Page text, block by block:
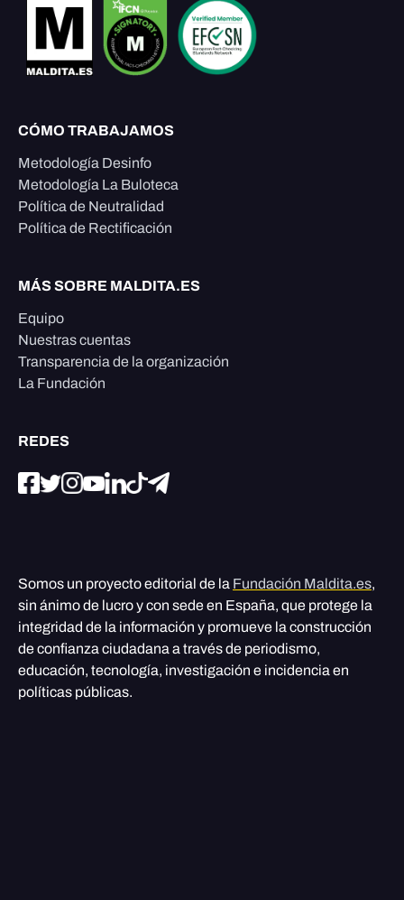
CÓMO TRABAJAMOS
Metodología Desinfo
Metodología La Buloteca
Política de Neutralidad
Política de Rectificación
MÁS SOBRE MALDITA.ES
Equipo
Nuestras cuentas
Transparencia de la organización
La Fundación
REDES
Somos un proyecto editorial de la Fundación Maldita.es,
sin ánimo de lucro y con sede en España, que protege la
integridad de la información y promueve la construcción
de confianza ciudadana a través de periodismo,
educación, tecnología, investigación e incidencia en
políticas públicas.